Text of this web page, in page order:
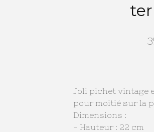
Joli pichet vintage
pour moitié sur la
Dimensions :
- Hauteur : 22 cm